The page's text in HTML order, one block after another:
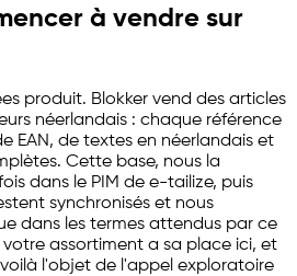
à vendre sur
produit. Blokker vend des articles
néerlandais : chaque référence
EAN, de textes en néerlandais et
Cette base, nous la
dans le PIM de e-tailize, puis
synchronisés et nous
dans les termes attendus par ce
assortiment a sa place ici, et
l'objet de l'appel exploratoire